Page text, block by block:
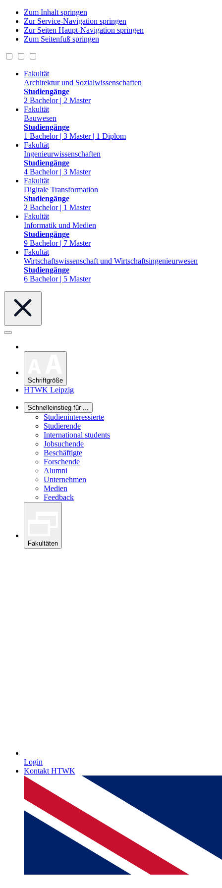
Zum Inhalt springen
Zur Service-Navigation springen
Zur Seiten Haupt-Navigation springen
Zum Seitenfuß springen
Fakultät
Architektur und Sozialwissenschaften
Studiengänge
2 Bachelor | 2 Master
Fakultät
Bauwesen
Studiengänge
1 Bachelor | 3 Master | 1 Diplom
Fakultät
Ingenieurwissenschaften
Studiengänge
4 Bachelor | 3 Master
Fakultät
Digitale Transformation
Studiengänge
2 Bachelor | 1 Master
Fakultät
Informatik und Medien
Studiengänge
9 Bachelor | 7 Master
Fakultät
Wirtschaftswissenschaft und Wirtschaftsingenieurwesen
Studiengänge
6 Bachelor | 5 Master
Schriftgröße
HTWK Leipzig
Schnelleinstieg für ...
Studieninteressierte
Studierende
International students
Jobsuchende
Beschäftigte
Forschende
Alumni
Unternehmen
Medien
Feedback
Fakultäten
Login
Kontakt HTWK